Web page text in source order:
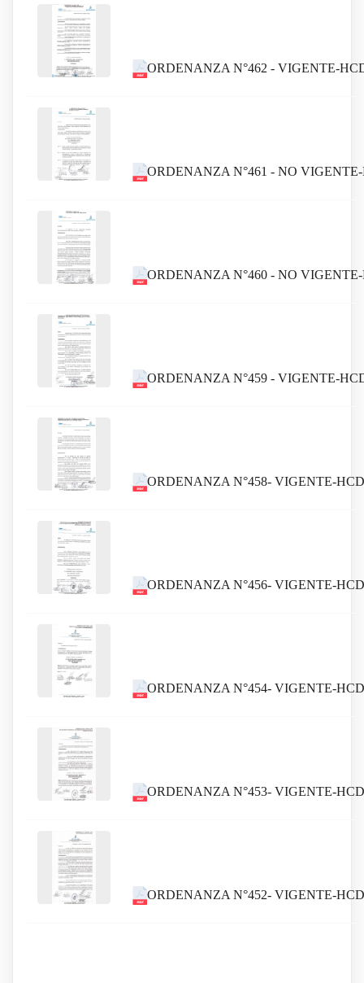
ORDENANZA N°462 - VIGENTE-
ORDENANZA N°461 - NO
ORDENANZA N°460 - NO
ORDENANZA N°459 - VIGENTE-
ORDENANZA N°458- VIGENTE-
ORDENANZA N°456- VIGENTE-
ORDENANZA N°454- VIGENTE-
ORDENANZA N°453- VIGENTE-
ORDENANZA N°452- VIGENTE-